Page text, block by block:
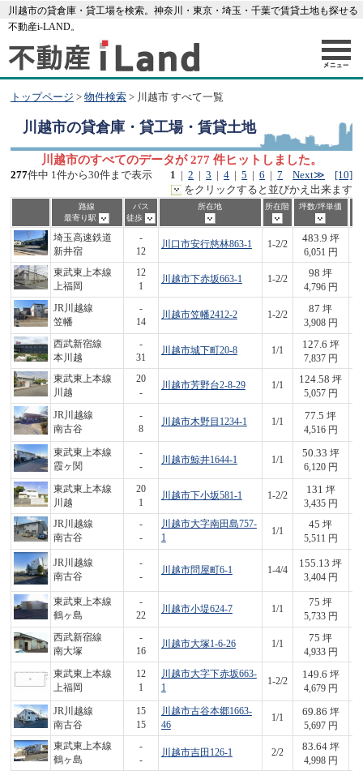
川越市の貸倉庫・貸工場を検索。神奈川・東京・埼玉・千葉で賃貸土地も探せる
不動産i-LAND。
トップページ > 物件検索> 川越市 すべて一覧
川越市の貸倉庫・貸工場・賃貸土地
川越市のすべてのデータが 277 件ヒットしました。
1 |2 |3 |4 |5 |6 |7 Next≫ [10]
277件中 1件から30件まで表示
をクリックすると並びかえ出来ます
路線
最寄り駅
バス
徒歩
所在地 所在階 坪数/坪単価
埼玉高速鉄道
新井宿
-
12
川口市安行慈林863-1 1-2/2
483.9 坪
6,051 円
東武東上本線
上福岡
12
1
川越市下赤坂663-1 1-2/2
98 坪
4,796 円
JR川越線
笠幡
-
14
川越市笠幡2412-2 1-2/2
87 坪
3,908 円
西武新宿線
本川越
-
31
川越市城下町20-8 1/1
127.6 坪
7,837 円
東武東上本線
川越
20
-
川越市芳野台2-8-29 1/1
124.58 坪
5,057 円
JR川越線
南古谷
-
8
川越市木野目1234-1 1/1
77.5 坪
4,516 円
東武東上本線
霞ヶ関
-
-
川越市鯨井1644-1 1/1
50.33 坪
6,120 円
東武東上本線
川越
20
1
川越市下小坂581-1 1-2/2
131 坪
3,435 円
JR川越線
南古谷
-
-
川越市大字南田島757-
1
1/1
45 坪
5,511 円
JR川越線
南古谷
-
-
川越市問屋町6-1 1-4/4
155.13 坪
3,404 円
東武東上本線
鶴ヶ島
-
22
川越市小堤624-7 1/1
75 坪
5,733 円
西武新宿線
南大塚
-
16
川越市大塚1-6-26 1/1
75 坪
4,933 円
東武東上本線
上福岡
12
1
川越市大字下赤坂663-
1
1-2/2
149.6 坪
4,679 円
JR川越線
南古谷
15
15
川越市古谷本郷1663-
46
1/1
69.86 坪
5,697 円
東武東上本線
鶴ヶ島
-
-
川越市吉田126-1 2/2
83.64坪
4,998 円